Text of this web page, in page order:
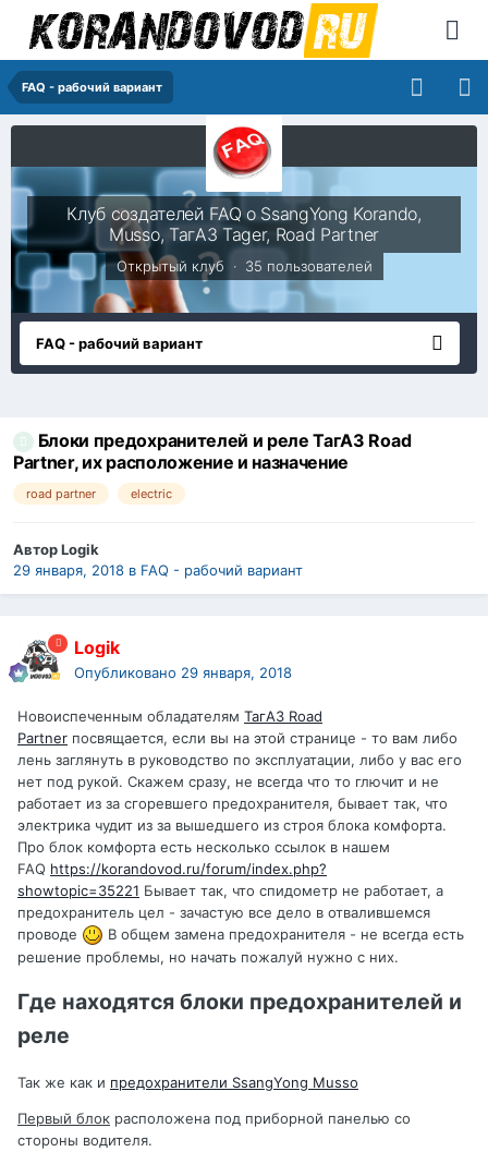
FAQ - рабочий вариант
Клуб создателей FAQ о SsangYong Korando,
Musso, ТагАЗ Tager, Road Partner
Открытый клуб · 35 пользователей
FAQ - рабочий вариант
Блоки предохранителей и реле ТагАЗ Road
Partner, их расположение и назначение
road partner electric
АвторLogik
29 января, 2018 в FAQ - рабочий вариант
Logik
Опубликовано 29 января, 2018
Новоиспеченным обладателям ТагАЗ Road
Partner посвящается, если вы на этой странице - то вам либо
лень заглянуть в руководство по эксплуатации, либо у вас его
нет под рукой. Скажем сразу, не всегда что то глючит и не
работает из за сгоревшего предохранителя, бывает так, что
электрика чудит из за вышедшего из строя блока комфорта.
Про блок комфорта есть несколько ссылок в нашем
FAQ https://korandovod.ru/forum/index.php?
showtopic=35221 Бывает так, что спидометр не работает, а
предохранитель цел - зачастую все дело в отвалившемся
проводе
В общем замена предохранителя - не всегда есть
решение проблемы, но начать пожалуй нужно с них.
Где находятся блоки предохранителей и
реле
Так же как и предохранители SsangYong Musso
Первый блок расположена под приборной панелью со
стороны водителя.